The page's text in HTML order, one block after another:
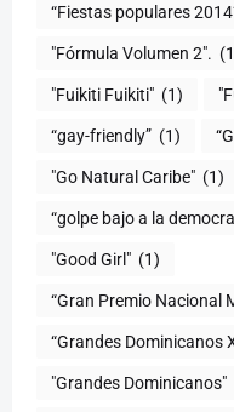
“Fiestas populares
"Fórmula Volumen 2".
"Fuikiti Fuikiti" (1)
“gay-friendly” (1)
"Go Natural Caribe" (1)
“golpe bajo a la
"Good Girl" (1)
“Gran Premio Nacional
“Grandes Dominicanos
"Grandes Dominicanos"